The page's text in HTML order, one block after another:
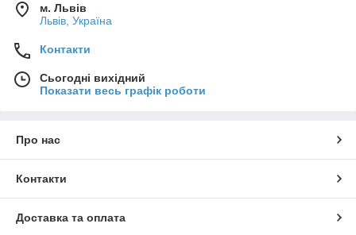
м. Львів
Львів, Україна
Контакти
Сьогодні вихідний
Показати весь графік роботи
Про нас
Контакти
Доставка та оплата